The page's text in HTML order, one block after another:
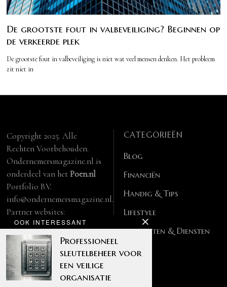
OOK INTERESSANT
Professioneel
sleutelbeheer voor
een veilige
organisatie
De grootste fout in valbeveiliging? Beginnen op
de verkeerde plek
De grootste fout in valbeveiliging is niet wat veel mensen denken. Het probleem
zit niet in
Copyright 2025. Alle
Rechten Voorbehouden.
Ondernemersmagazine.nl is
onderdeel van hetPoen.nl
Portfolio B.V.
info@ondernemersmagazine.nl.
Partner websites:
manbase.nl
feitelijk.be
CATEGORIEËN
Blog
Financiën
Handig & Tips
Lifestyle
Producten & Diensten